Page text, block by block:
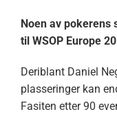
Noen av
til WSOP Europe
Deriblant Daniel
plasseringer kan
Fasiten etter 90